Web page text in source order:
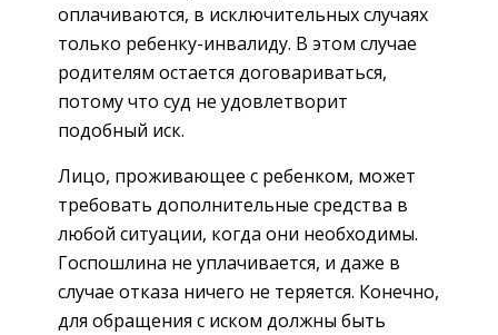
оплачиваются, в исключительных случаях
только ребенку-инвалиду. В этом случае
родителям остается договариваться,
потому что суд не удовлетворит
подобный иск.
Лицо, проживающее с ребенком, может
требовать дополнительные средства в
любой ситуации, когда они необходимы.
Госпошлина не уплачивается, и даже в
случае отказа ничего не теряется. Конечно,
для обращения с иском должны быть